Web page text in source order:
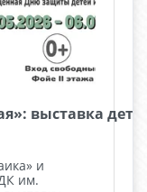
выставка
и
им.